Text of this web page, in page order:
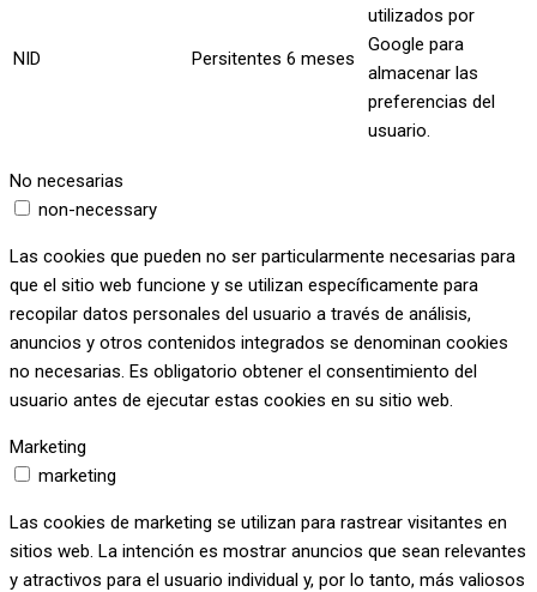
NID Persitentes 6 meses
utilizados por
Google para
almacenar las
preferencias del
usuario.
No necesarias
non-necessary
Las cookies que pueden no ser particularmente necesarias para
que el sitio web funcione y se utilizan específicamente para
recopilar datos personales del usuario a través de análisis,
anuncios y otros contenidos integrados se denominan cookies
no necesarias. Es obligatorio obtener el consentimiento del
usuario antes de ejecutar estas cookies en su sitio web.
Marketing
marketing
Las cookies de marketing se utilizan para rastrear visitantes en
sitios web. La intención es mostrar anuncios que sean relevantes
y atractivos para el usuario individual y, por lo tanto, más valiosos